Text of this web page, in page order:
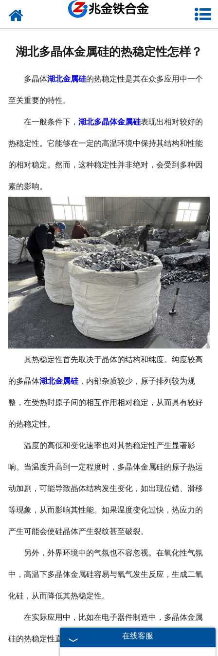
网站首页
VR
湖北多晶体金属硅的热稳定性怎样？
多晶体湖北金属硅的热稳定性是其在众多应用中一个
至关重要的特性。
在一般条件下， 湖北多晶体金属硅表现出相对较好的
热稳定性。它能够在一定的高温环境中保持其结构和性能
的相对稳定。然而，这种稳定性并非绝对，会受到多种因
素的影响。
其热稳定性首先取决于晶体的结构和纯度。纯度较高
的多晶体湖北金属硅，内部杂质较少，原子排列较为规
整，在受热时原子间的相互作用相对稳定，从而具有较好
的热稳定性。
温度的高低和变化速率也对其热稳定性产生显著影
响。当温度升高到一定程度时，多晶体金属硅的原子热运
动加剧，可能导致晶体结构发生变化，如出现位错、滑移
等现象，从而影响其性能。如果温度变化过快，热应力的
产生可能会使硅晶体产生裂纹甚至破裂。
另外，外界环境中的气氛也不容忽视。在氧化性气氛
中，高温下多晶体金属硅容易与氧气发生反应，生成二氧
化硅，从而降低其热稳定性。
在实际应用中，比如在电子器件制造中，多晶体金属
硅的热稳定性直接关系到器件的性能和可靠性。如果热稳
在线客服